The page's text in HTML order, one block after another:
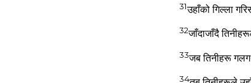
31उहाँको गिल्‍ला
32जाँदाजाँदै
33जब तिनीहरू
34